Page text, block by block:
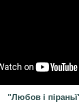
"Любов і